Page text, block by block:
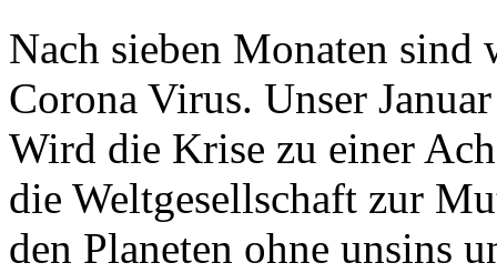
Nach sieben Monaten
Corona Virus. Unser
Wird die Krise zu einer
die Weltgesellschaft zur
den Planeten ohne unsins